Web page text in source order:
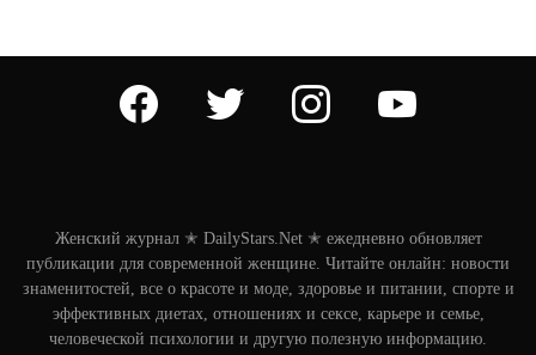
facebook twitter instagram
Женский журнал ✭ DailyStars.Net ✭ ежедневно обновляет
публикации для современной женщине. Читайте онлайн: новости
знаменитостей, все о красоте и моде, здоровье и питании, спорте и
эффективных диетах, отношениях и сексе, карьере и семье,
человеческой психологии и другую полезную информацию.